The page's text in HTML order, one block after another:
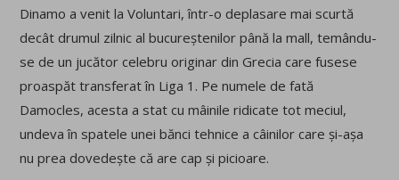
Dinamo a venit la Voluntari, într-o deplasare mai scurtă
decât drumul zilnic al bucureștenilor până la mall, temându-
se de un jucător celebru originar din Grecia care fusese
proaspăt transferat în Liga 1. Pe numele de fată
Damocles, acesta a stat cu mâinile ridicate tot meciul,
undeva în spatele unei bănci tehnice a câinilor care și-așa
nu prea dovedește că are cap și picioare.